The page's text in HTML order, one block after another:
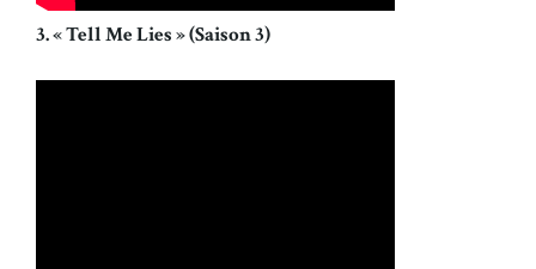
3. « Tell Me Lies » (Saison 3)